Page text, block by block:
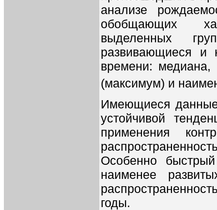
анализе
обобщающих
выделенных
развивающиеся и
времени: медиана,
(максимум) и
Имеющиеся данные
устойчивой
применения
Особенно
наименее
годы.